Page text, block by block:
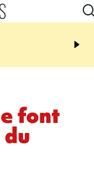
08:37
La flamme
font